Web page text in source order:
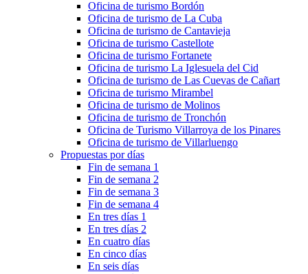
Oficina de turismo Bordón
Oficina de turismo de La Cuba
Oficina de turismo de Cantavieja
Oficina de turismo Castellote
Oficina de turismo Fortanete
Oficina de turismo La Iglesuela del Cid
Oficina de turismo de Las Cuevas de Cañart
Oficina de turismo Mirambel
Oficina de turismo de Molinos
Oficina de turismo de Tronchón
Oficina de Turismo Villarroya de los Pinares
Oficina de turismo de Villarluengo
Propuestas por días
Fin de semana 1
Fin de semana 2
Fin de semana 3
Fin de semana 4
En tres días 1
En tres días 2
En cuatro días
En cinco días
En seis días